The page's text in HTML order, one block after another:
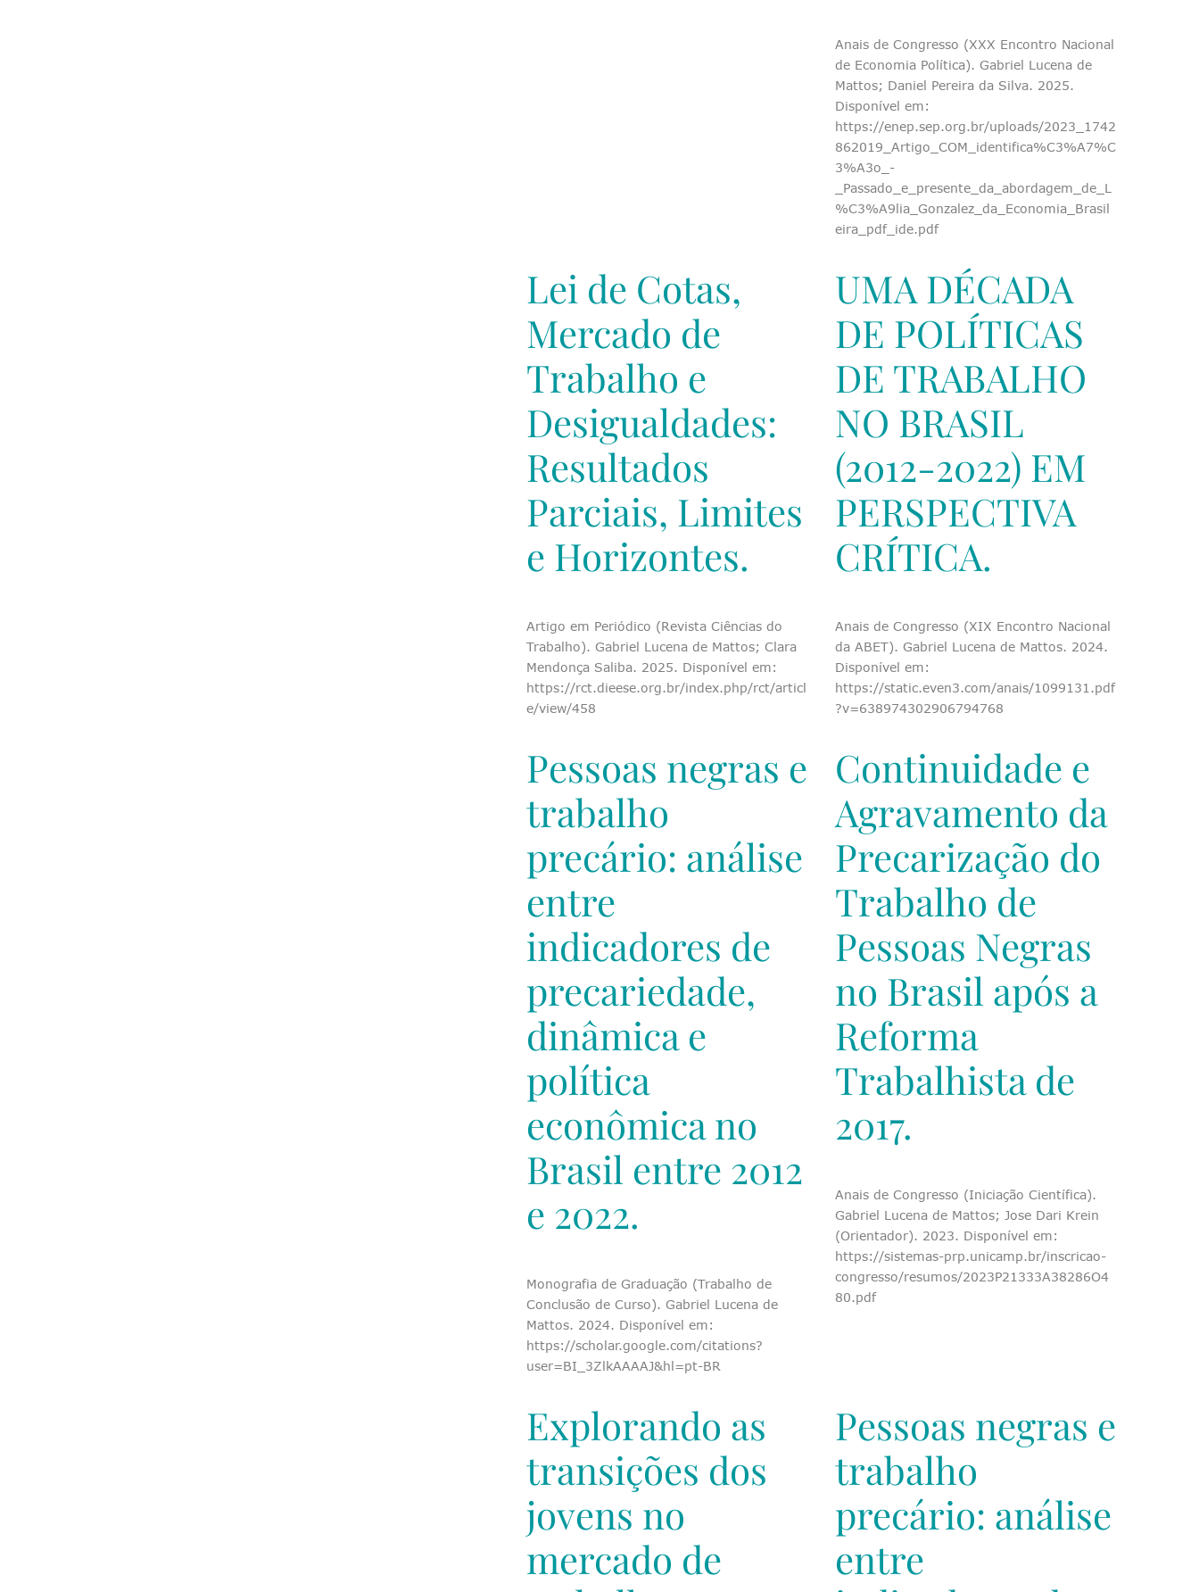
Anais de Congresso (XXX Encontro Nacional
de Economia Política). Gabriel Lucena de
Mattos; Daniel Pereira da Silva. 2025.
Disponível em:
https://enep.sep.org.br/uploads/2023_1742
862019_Artigo_COM_identifica%C3%A7%C
3%A3o_-
_Passado_e_presente_da_abordagem_de_L
%C3%A9lia_Gonzalez_da_Economia_Brasil
eira_pdf_ide.pdf
Lei de Cotas,
Mercado de
Trabalho e
Desigualdades:
Resultados
Parciais, Limites
e Horizontes.
Artigo em Periódico (Revista Ciências do
Trabalho). Gabriel Lucena de Mattos; Clara
Mendonça Saliba. 2025. Disponível em:
https://rct.dieese.org.br/index.php/rct/articl
e/view/458
UMA DÉCADA
DE POLÍTICAS
DE TRABALHO
NO BRASIL
(2012-2022) EM
PERSPECTIVA
CRÍTICA.
Anais de Congresso (XIX Encontro Nacional
da ABET). Gabriel Lucena de Mattos. 2024.
Disponível em:
https://static.even3.com/anais/1099131.pdf
?v=638974302906794768
Pessoas negras e
trabalho
precário: análise
entre
indicadores de
precariedade,
dinâmica e
política
econômica no
Brasil entre 2012
e 2022.
Monografia de Graduação (Trabalho de
Conclusão de Curso). Gabriel Lucena de
Mattos. 2024. Disponível em:
https://scholar.google.com/citations?
user=BI_3ZlkAAAAJ&hl=pt-BR
Continuidade e
Agravamento da
Precarização do
Trabalho de
Pessoas Negras
no Brasil após a
Reforma
Trabalhista de
2017.
Anais de Congresso (Iniciação Científica).
Gabriel Lucena de Mattos; Jose Dari Krein
(Orientador). 2023. Disponível em:
https://sistemas-prp.unicamp.br/inscricao-
congresso/resumos/2023P21333A38286O4
80.pdf
Explorando as
transições dos
jovens no
mercado de
Pessoas negras e
trabalho
precário: análise
entre